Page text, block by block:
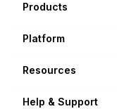
Products
Platform
Resources
Help & Support